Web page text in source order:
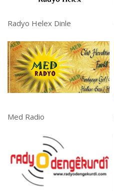
Radyo Helex Dinle
Med Radio